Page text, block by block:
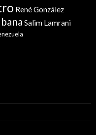
René González
Salim Lamrani